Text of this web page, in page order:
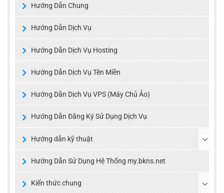
Hướng Dẫn Chung
Hướng Dẫn Dịch Vụ
Hướng Dẫn Dịch Vụ Hosting
Hướng Dẫn Dịch Vụ Tên Miền
Hướng Dẫn Dịch Vụ VPS (Máy Chủ Ảo)
Hướng Dẫn Đăng Ký Sử Dụng Dịch Vụ
Hướng dẫn kỹ thuật
Hướng Dẫn Sử Dụng Hệ Thống my.bkns.net
Kiến thức chung